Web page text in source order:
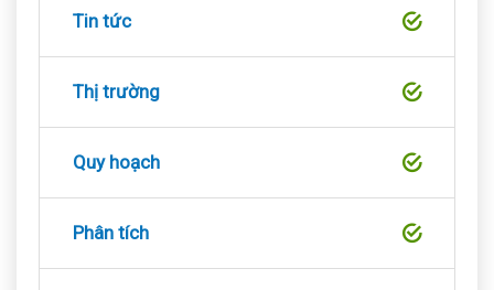
Tin tức
Thị trường
Quy hoạch
Phân tích